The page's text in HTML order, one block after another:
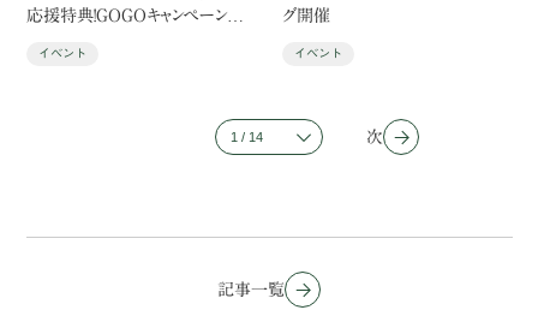
応援特典！GOGOキャンペーン実
イベント
グ開催
イベント
次
記事一覧